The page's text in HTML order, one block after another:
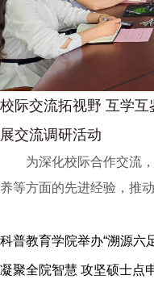
校际交流拓视野 互学
展交流调研活动
为深化校际合作交流
养等方面的先进经验，推
科普教育学院举办“溯源六
凝聚全院智慧 攻坚硕士